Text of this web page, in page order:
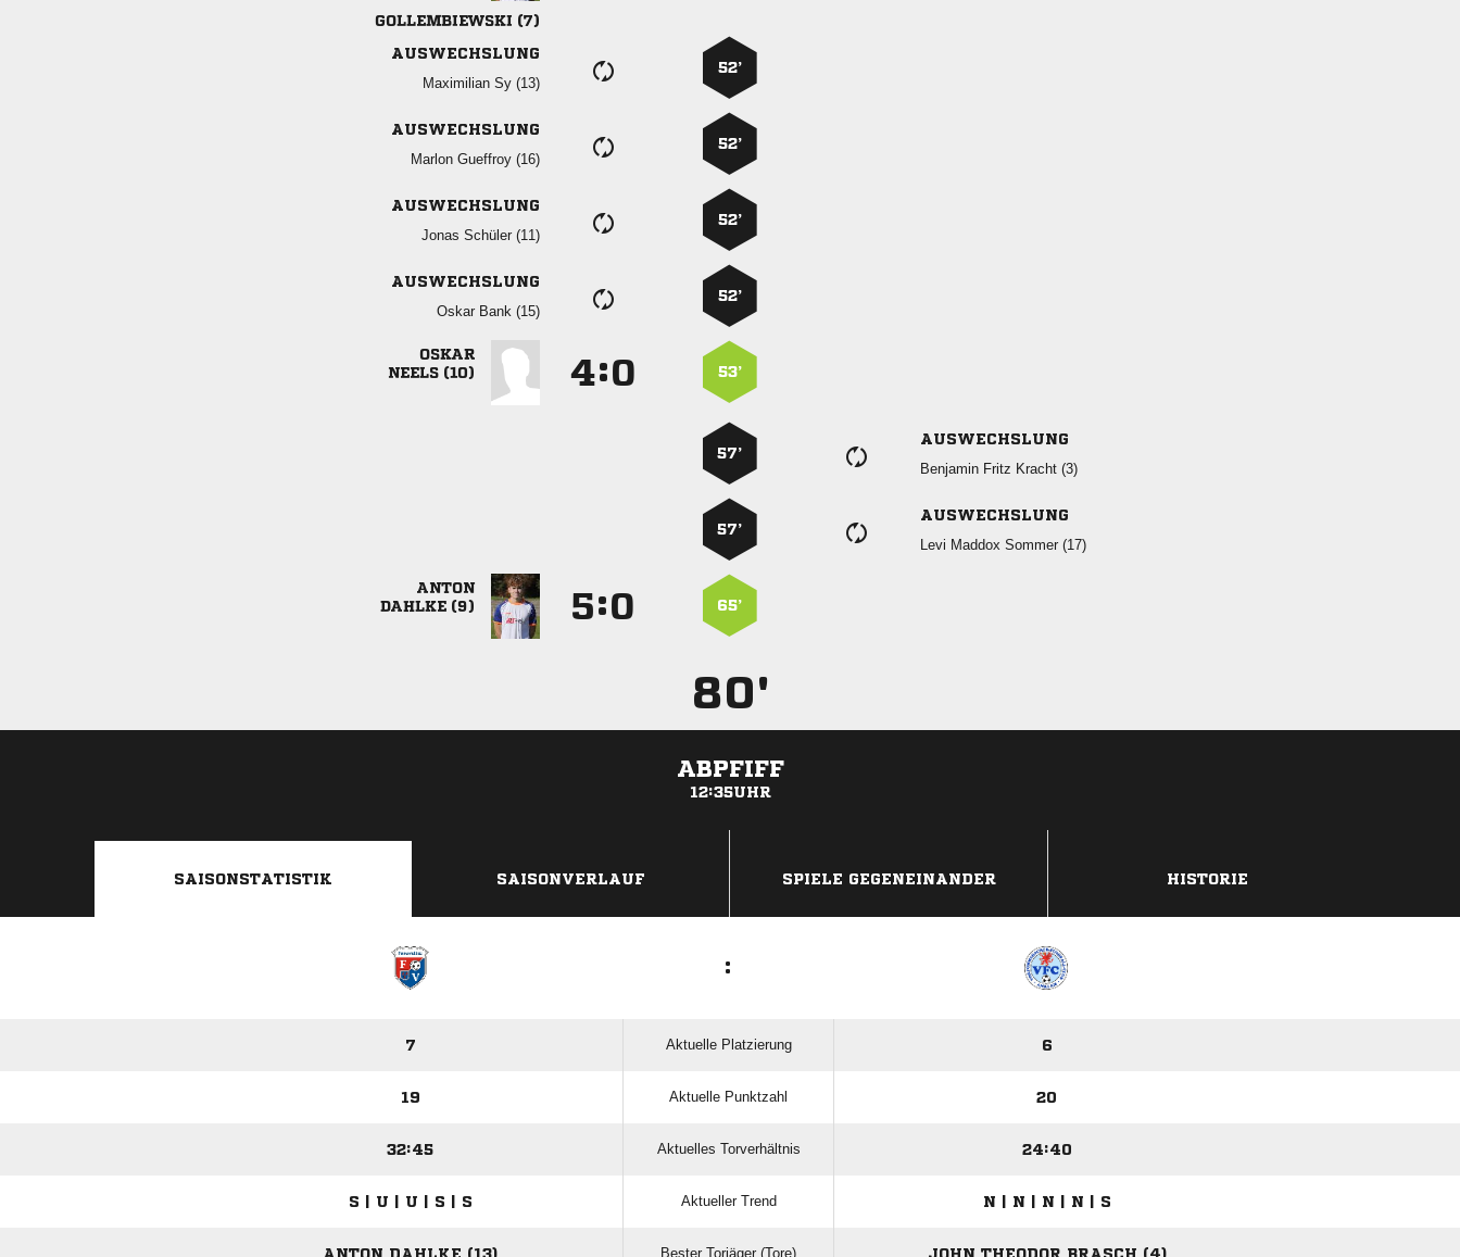
 
AUSWECHSLUNG
  
52’
AUSWECHSLUNG
  
52’
AUSWECHSLUNG
  
52’
AUSWECHSLUNG
  
52’

 
: 53’
57’
AUSWECHSLUNG
   
57’
AUSWECHSLUNG
   

 
: 65’
80'
ABPFIFF
12:35UHR
SAISONSTATISTIK SAISONVERLAUF SPIELE GEGENEINANDER HISTORIE
:
7 Aktuelle Platzierung 6
19 Aktuelle Punktzahl 20
32:45 Aktuelles Torverhältnis 24:40
S | U | U | S | S Aktueller Trend N | N | N | N | S
ANTON DAHLKE (13) Bester Torjäger (Tore) JOHN THEODOR BRASCH (4)